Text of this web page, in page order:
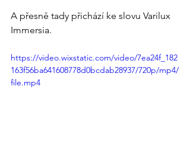
A přesně tady přichází ke slovu Varilux
Immersia.
https://video.wixstatic.com/video/7ea24f_182
163f56ba641608778d0bcdab28937/720p/mp4/
file.mp4